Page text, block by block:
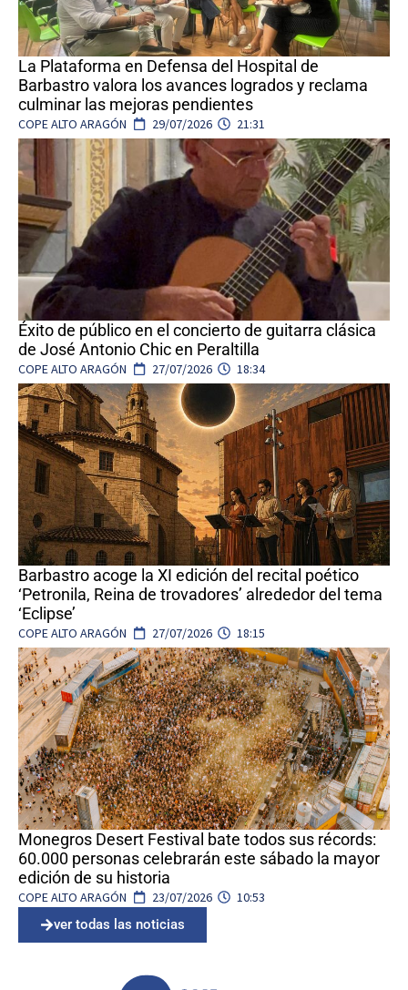
La Plataforma en Defensa del Hospital de
Barbastro valora los avances logrados y reclama
culminar las mejoras pendientes
COPE ALTO ARAGÓN 29/07/2026 21:31
Éxito de público en el concierto de guitarra clásica
de José Antonio Chic en Peraltilla
COPE ALTO ARAGÓN 27/07/2026 18:34
Barbastro acoge la XI edición del recital poético
‘Petronila, Reina de trovadores’ alrededor del tema
‘Eclipse’
COPE ALTO ARAGÓN 27/07/2026 18:15
Monegros Desert Festival bate todos sus récords:
60.000 personas celebrarán este sábado la mayor
edición de su historia
COPE ALTO ARAGÓN 23/07/2026
10:53
ver todas las noticias